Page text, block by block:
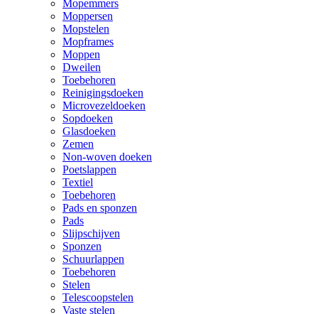
Mopemmers
Moppersen
Mopstelen
Mopframes
Moppen
Dweilen
Toebehoren
Reinigingsdoeken
Microvezeldoeken
Sopdoeken
Glasdoeken
Zemen
Non-woven doeken
Poetslappen
Textiel
Toebehoren
Pads en sponzen
Pads
Slijpschijven
Sponzen
Schuurlappen
Toebehoren
Stelen
Telescoopstelen
Vaste stelen